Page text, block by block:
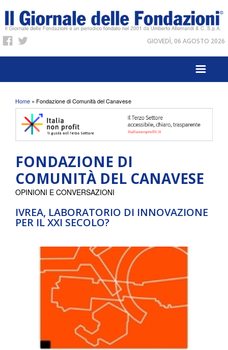
GIOVEDÌ, 06 AGOSTO 2026
Tu sei qui
Home » Fondazione di Comunità del Canavese
FONDAZIONE DI
COMUNITÀ DEL CANAVESE
IVREA, LABORATORIO DI INNOVAZIONE
PER IL XXI SECOLO?
OPINIONI E CONVERSAZIONI